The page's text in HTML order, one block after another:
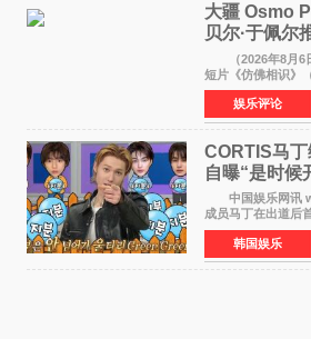
大疆 Osmo
贝尔·于佩尔
相识》
（2026年8月6
短片《仿佛相识》
视频短片由戛纳国
于佩尔（Isabelle
疆首款双主摄口
娱乐评论
CORTIS马丁
自曝“是时候
美巡演火热
中国娱乐网讯 www
成员马丁在出道后
目，展现了多才
播出的MBC《
之间，I&lsquo;m
韩国娱乐